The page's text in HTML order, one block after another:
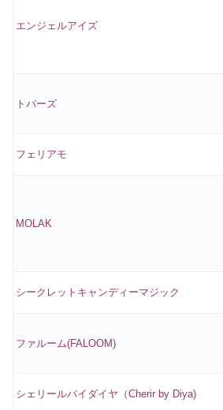
エンジェルアイズ
トパーズ
フェリアモ
MOLAK
シークレットキャンディーマジック
ファルーム(FALOOM)
シェリールバイダイヤ（Cherir by Diya)